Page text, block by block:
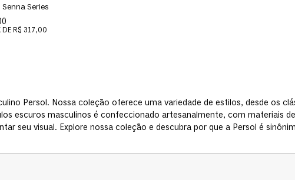
Series
DE R$ 317,00
Persol. Nossa coleção oferece uma variedade de estilos, desde os
escuros masculinos é confeccionado artesanalmente, com materiais
seu visual. Explore nossa coleção e descubra por que a Persol é